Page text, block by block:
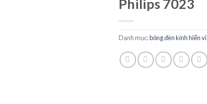
Philips 7023
Danh mục:bóng đèn kính hiển vi